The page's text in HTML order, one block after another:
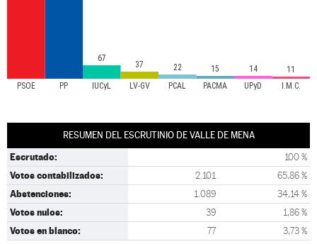
PSOE PP IUCyL LV-GV PCAL PACMA UPyD I.M.C.
67
37 22 15 14 11
RESUMEN DEL ESCRUTINIO DE VALLE DE MENA
Escrutado: 100 %
Votos contabilizados: 2.101 65,86 %
Abstenciones: 1.089 34,14 %
Votos nulos: 39 1,86 %
Votos en blanco: 77 3,73 %